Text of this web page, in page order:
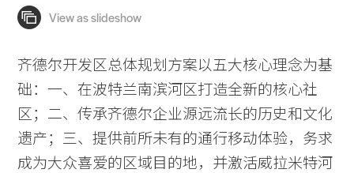
齐德尔开发区总体规划方案以五大核心理念为基
础：一、在波特兰南滨河区打造全新的核心社
区；二、传承齐德尔企业源远流长的历史和文化
遗产；三、提供前所未有的通行移动体验，务求
成为大众喜爱的区域目的地，并激活威拉米特河